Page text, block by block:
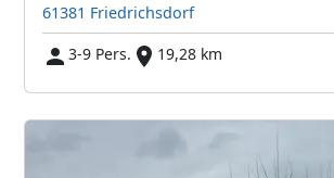
61381 Friedrichsdorf
3-9 Pers.
19,28 km